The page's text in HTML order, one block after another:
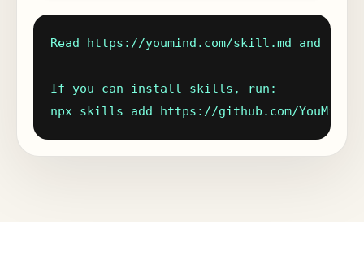
업데이트
Read https://youmind.com/skill.md and
If you can install skills, run:
npx skills add https://github.com/